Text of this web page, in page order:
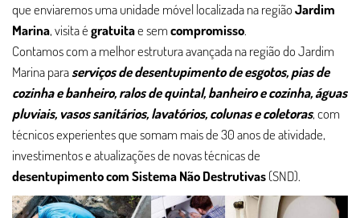
que enviaremos uma unidade móvel localizada na regiãoJardim
Marina, visita égratuitae semcompromisso.
Contamos com a melhor estrutura avançada na região do Jardim
Marina paraserviços de desentupimento de esgotos, pias de
cozinha e banheiro, ralos de quintal, banheiro e cozinha, águas
pluviais, vasos sanitários, lavatórios, colunas e coletoras, com
técnicos experientes que somam mais de 30 anos de atividade,
investimentos e atualizações de novas técnicas de
desentupimento com Sistema Não Destrutivas(SND).